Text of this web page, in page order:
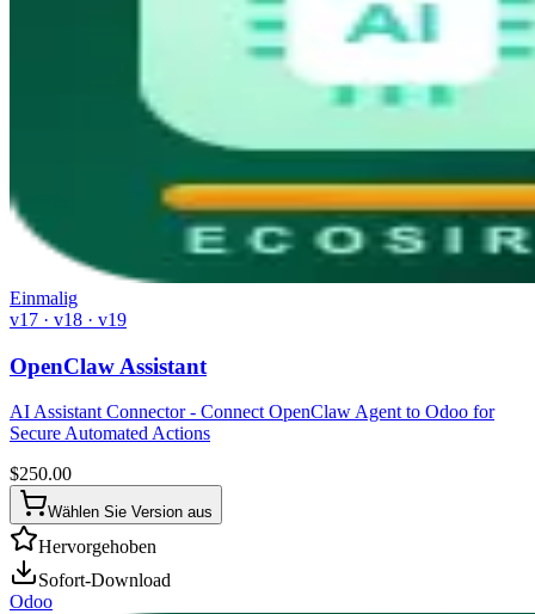
Einmalig
v17 · v18 · v19
OpenClaw Assistant
AI Assistant Connector - Connect OpenClaw Agent to Odoo for
Secure Automated Actions
$250.00
Wählen Sie Version aus
Hervorgehoben
Sofort-Download
Odoo